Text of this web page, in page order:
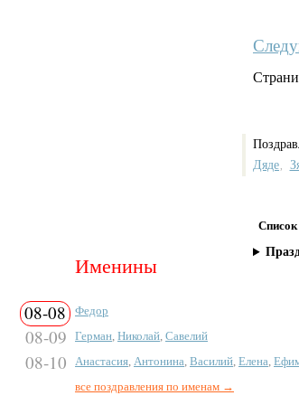
Дяде
Список
Именины
08-08 Федор
08-09 Герман, Николай, Савелий
08-10 Анастасия, Антонина, Василий, Елена,
все поздравления по именам →